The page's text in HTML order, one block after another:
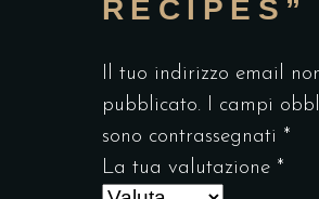
RECIPES”
Il tuo indirizzo email
pubblicato. I campi
sono contrassegnati *
La tua valutazione *